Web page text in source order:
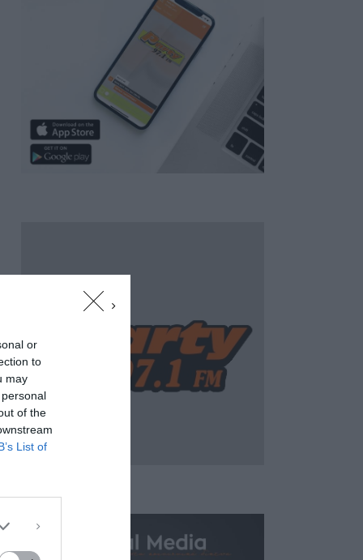
or
to
may
of the
List of